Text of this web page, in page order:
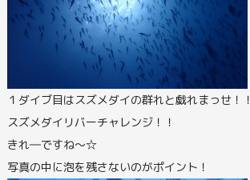
１ダイブ目はスズメダイの群れと戯れまっせ！！
スズメダイリバーチャレンジ！！
きれ―ですね～☆
写真の中に泡を残さないのがポイント！